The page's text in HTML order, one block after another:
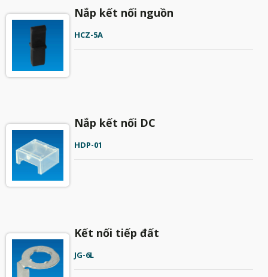
Nắp kết nối nguồn
HCZ-5A
Nắp kết nối DC
HDP-01
Kết nối tiếp đất
JG-6L